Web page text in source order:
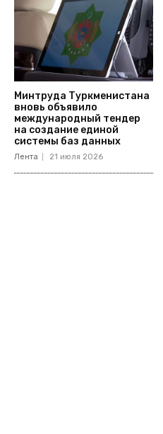
Минтруда Туркменистана
вновь объявило
международный тендер
на создание единой
системы баз данных
Лента 21 июля 2026